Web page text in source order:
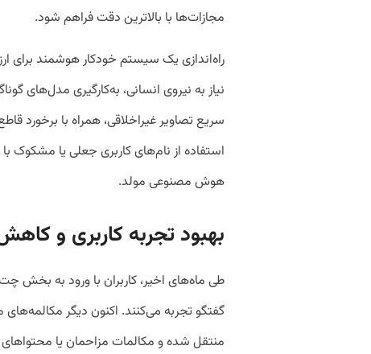
مجازات‌ها با بالاترین دقت فراهم شود.
راه‌اندازی یک سیستم خودکار هوشمند برای
نیاز به نیروی انسانی، به‌کارگیری مدل‌های
سریع تصاویر غیراخلاقی، همراه با برخورد
استفاده از نام‌های کاربری جعلی یا مشکوک
هوش مصنوعی مولد.
بهبود تجربه کاربری و
طی ماه‌های اخیر، کاربران با ورود به
گفتگو تجربه می‌کنند. اکنون دیگر
منتقل شده و مکالمات مزاحمان یا